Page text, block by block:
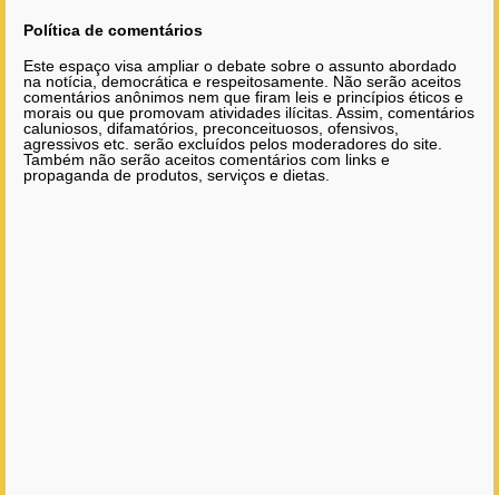
Política de comentários
Este espaço visa ampliar o debate sobre o assunto abordado
na notícia, democrática e respeitosamente. Não serão aceitos
comentários anônimos nem que firam leis e princípios éticos e
morais ou que promovam atividades ilícitas. Assim, comentários
caluniosos, difamatórios, preconceituosos, ofensivos,
agressivos etc. serão excluídos pelos moderadores do site.
Também não serão aceitos comentários com links e
propaganda de produtos, serviços e dietas.